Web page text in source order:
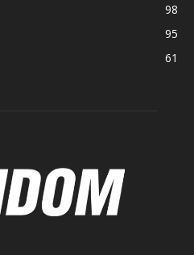
98
95
61